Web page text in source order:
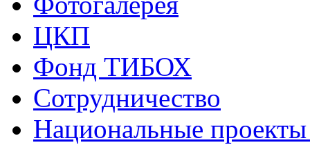
ЦКП
Фонд ТИБОХ
Сотрудничество
Национальные